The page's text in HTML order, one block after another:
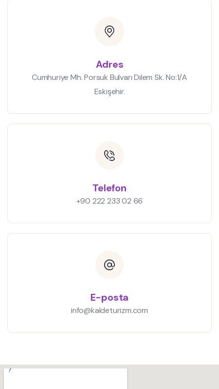
Adres
Cumhuriye Mh. Porsuk Bulvarı Dilem Sk. No:1/A
Eskişehir.
Telefon
+90 222 233 02 66
E-posta
info@kaldeturizm.com